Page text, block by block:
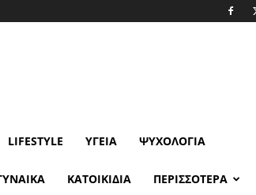
LIFESTYLE ΥΓΕΊΑ ΨΥΧΟΛΟΓΙΑ
ΚΑΤΟΙΚΙΔΙΑ ΠΕΡΙΣΣΟΤΕΡΑ